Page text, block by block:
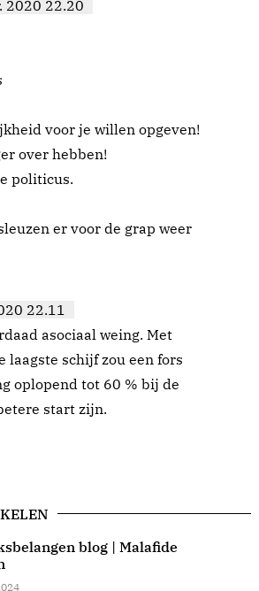
2020 22.20
voor je willen opgeven!
over hebben!
politicus.
er voor de grap weer
22.11
asociaal weing. Met
laagste schijf zou een fors
oplopend tot 60 % bij de
start zijn.
blog | Malafide